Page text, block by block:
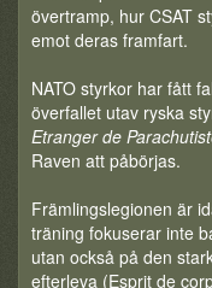
övertramp, hur CSAT
emot deras framfart.
NATO styrkor har fått
överfallet utav ryska
Etranger de
Raven att påbörjas.
Främlingslegionen är
träning fokuserar inte
utan också på den
efterleva (Esprit de